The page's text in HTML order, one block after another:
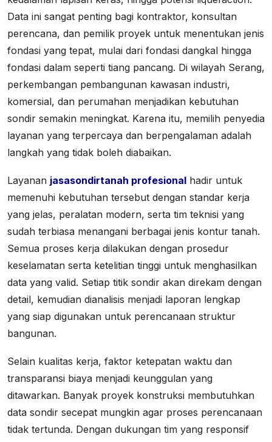
Data ini sangat penting bagi kontraktor, konsultan
perencana, dan pemilik proyek untuk menentukan jenis
fondasi yang tepat, mulai dari fondasi dangkal hingga
fondasi dalam seperti tiang pancang. Di wilayah Serang,
perkembangan pembangunan kawasan industri,
komersial, dan perumahan menjadikan kebutuhan
sondir semakin meningkat. Karena itu, memilih penyedia
layanan yang terpercaya dan berpengalaman adalah
langkah yang tidak boleh diabaikan.
Layanan jasasondirtanah profesional hadir untuk
memenuhi kebutuhan tersebut dengan standar kerja
yang jelas, peralatan modern, serta tim teknisi yang
sudah terbiasa menangani berbagai jenis kontur tanah.
Semua proses kerja dilakukan dengan prosedur
keselamatan serta ketelitian tinggi untuk menghasilkan
data yang valid. Setiap titik sondir akan direkam dengan
detail, kemudian dianalisis menjadi laporan lengkap
yang siap digunakan untuk perencanaan struktur
bangunan.
Selain kualitas kerja, faktor ketepatan waktu dan
transparansi biaya menjadi keunggulan yang
ditawarkan. Banyak proyek konstruksi membutuhkan
data sondir secepat mungkin agar proses perencanaan
tidak tertunda. Dengan dukungan tim yang responsif